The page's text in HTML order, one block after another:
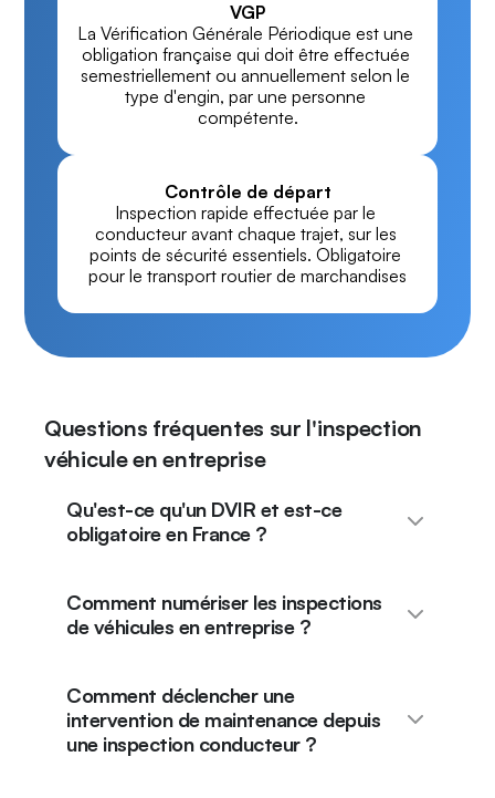
VGP
La Vérification Générale Périodique est une
obligation française qui doit être effectuée
semestriellement ou annuellement selon le
type d'engin, par une personne
compétente.
Contrôle de départ
Inspection rapide effectuée par le
conducteur avant chaque trajet, sur les
points de sécurité essentiels. Obligatoire
pour le transport routier de marchandises
Questions fréquentes sur l'inspection
véhicule en entreprise
Qu'est-ce qu'un DVIR et est-ce
obligatoire en France ?
Comment numériser les inspections
de véhicules en entreprise ?
Comment déclencher une
intervention de maintenance depuis
une inspection conducteur ?